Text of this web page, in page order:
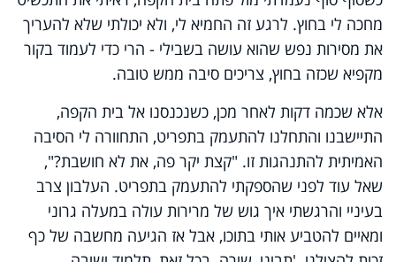
מחכה לי בחוץ. לרגע זה החמיא לי, ולא יכולתי שלא להעריך
את מסירות נפש שהוא עושה בשבילי - הרי כדי לעמוד בקור
מקפיא שכזה בחוץ, צריכים סיבה ממש טובה.
אלא שכמה דקות לאחר מכן, כשנכנסנו אל בית הקפה,
התיישבנו והתחלנו להתעמק בתפריט, התחוורה לי הסיבה
האמיתית להתנהגות זו. "קצת יקר פה, את לא חושבת?",
שאל עוד לפני שהספקתי להתעמק בתפריט. העלבון צרב
בעיניי והרגשתי איך גוש של מרירות עולה במעלה גרוני
ומאיים להטביע אותי בתוכו, אבל אז הגיעה מחשבה של כף